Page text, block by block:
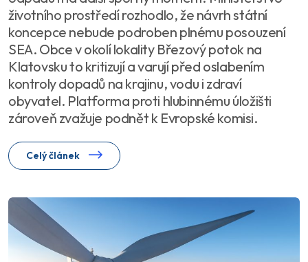
životního prostředí rozhodlo, že návrh státní
koncepce nebude podroben plnému posouzení
SEA. Obce v okolí lokality Březový potok na
Klatovsku to kritizují a varují před oslabením
kontroly dopadů na krajinu, vodu i zdraví
obyvatel. Platforma proti hlubinnému úložišti
zároveň zvažuje podnět k Evropské komisi.
Celý článek